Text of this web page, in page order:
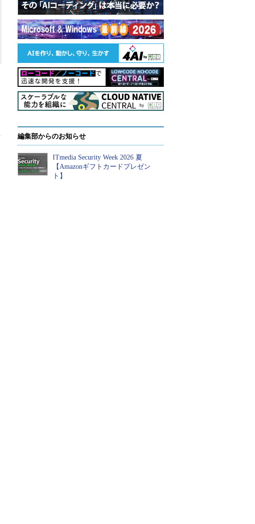
編集部からのお知らせ
ITmedia Security Week 2026 夏
【Amazonギフトカードプレゼン
ト】